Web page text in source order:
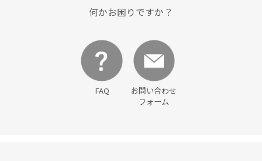
何かお困りですか？
FAQ
お問い合わせ
フォーム